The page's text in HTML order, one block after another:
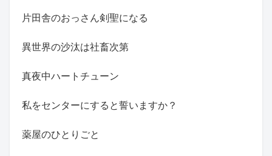
片田舎のおっさん剣聖になる
異世界の沙汰は社畜次第
真夜中ハートチューン
私をセンターにすると誓いますか？
薬屋のひとりごと